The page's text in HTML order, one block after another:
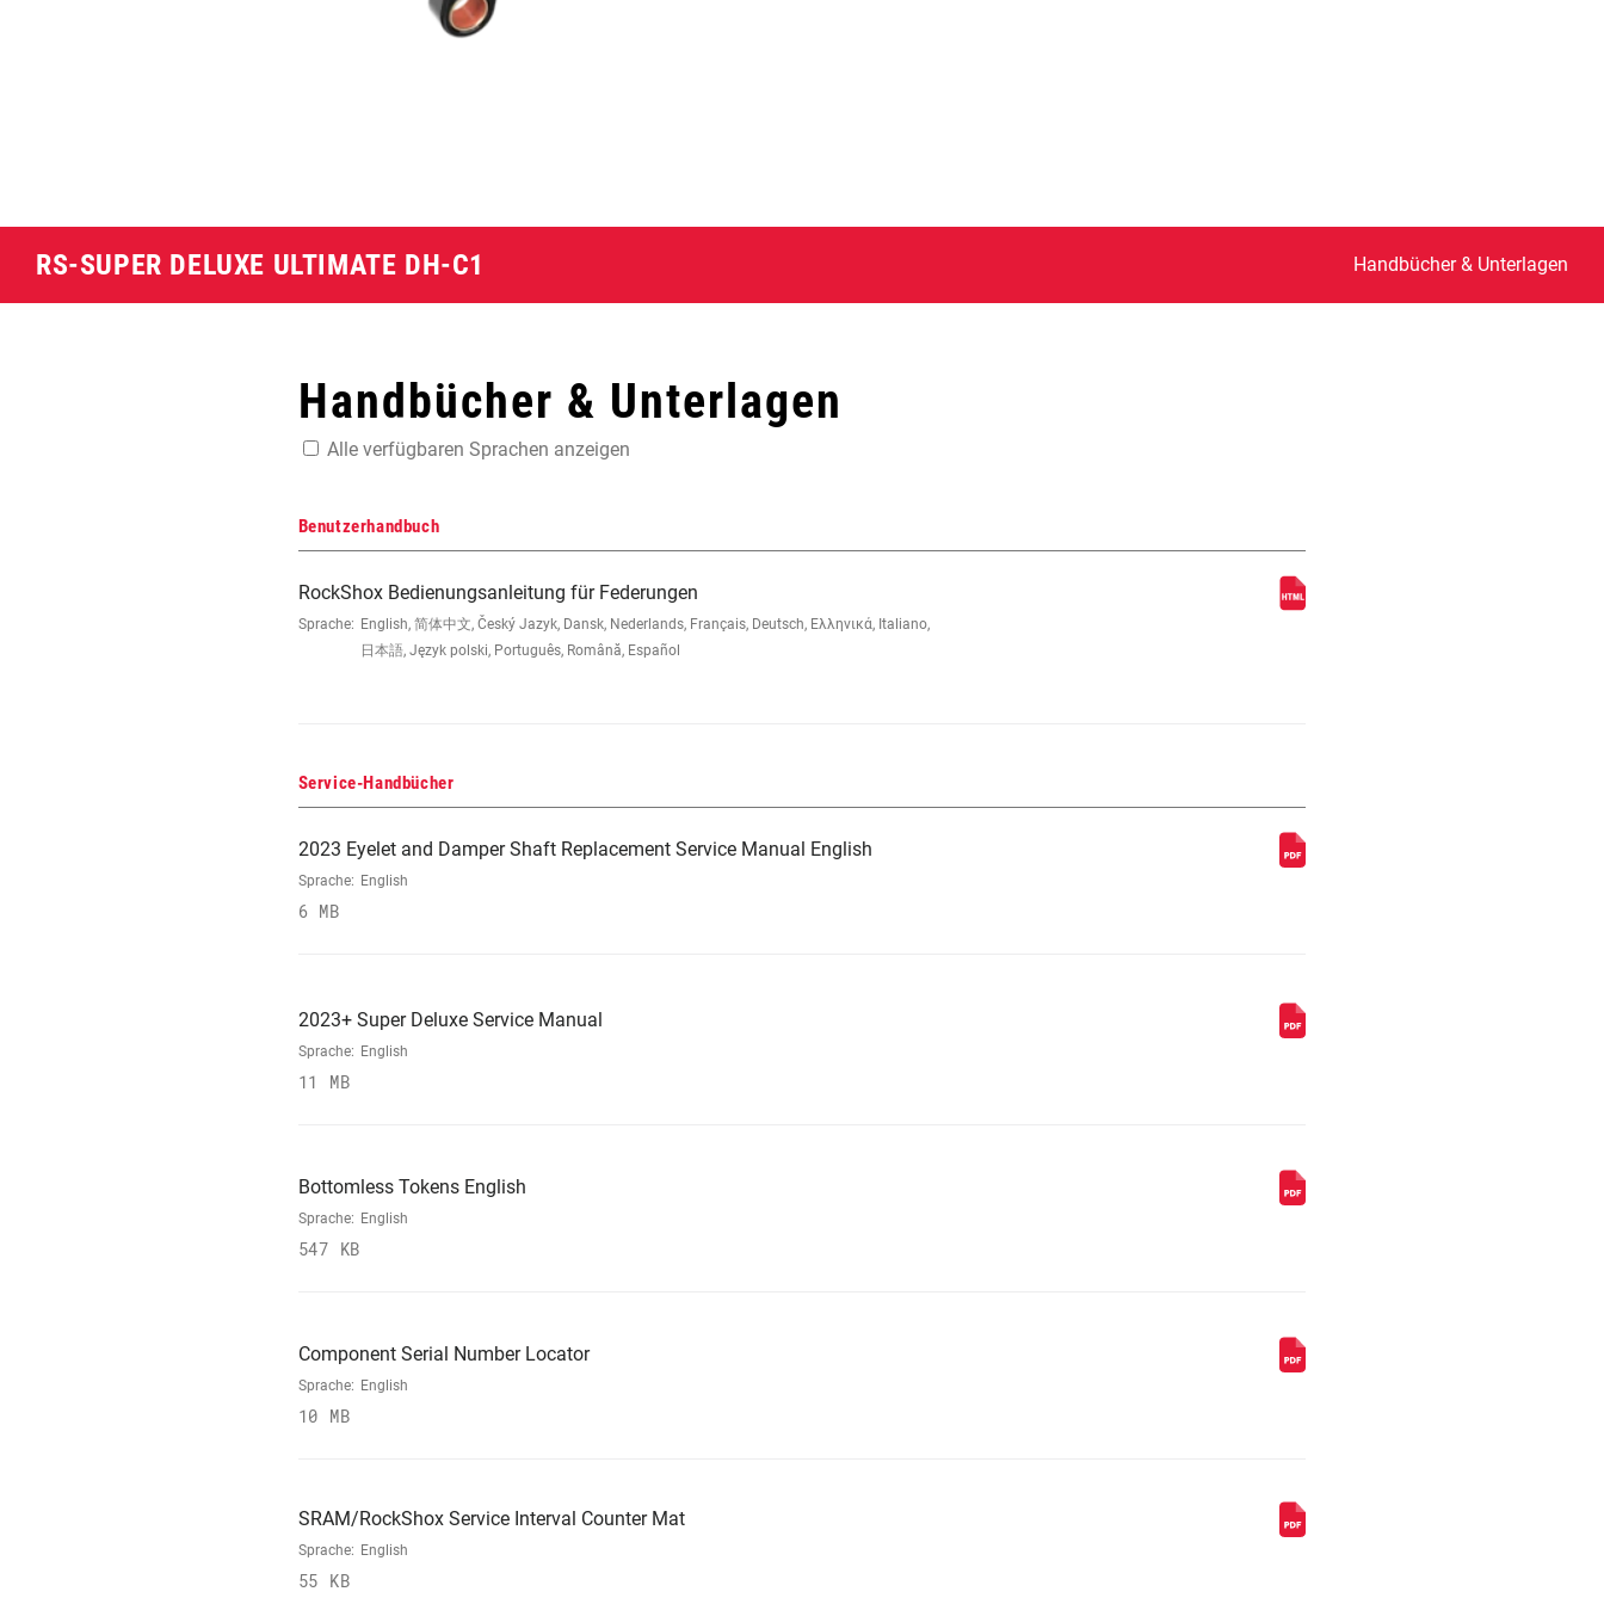
RS-SUPER DELUXE ULTIMATE DH-C1 Handbücher & Unterlagen
Handbücher & Unterlagen
Alle verfügbaren Sprachen anzeigen
Benutzerhandbuch
RockShox Bedienungsanleitung für Federungen
Sprache: English, 简体中文, Český Jazyk, Dansk, Nederlands, Français, Deutsch, Ελληνικά, Italiano,
日本語, Język polski, Português, Română, Español
Service-Handbücher
2023 Eyelet and Damper Shaft Replacement Service Manual English
Sprache: English
6 MB
2023+ Super Deluxe Service Manual
Sprache: English
11 MB
Bottomless Tokens English
Sprache: English
547 KB
Component Serial Number Locator
Sprache: English
10 MB
SRAM/RockShox Service Interval Counter Mat
Sprache: English
55 KB